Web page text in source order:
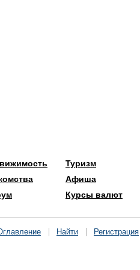
Туризм
Афиша
Курсы валют
Найти Регистрация